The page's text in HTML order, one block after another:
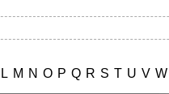
L M N O P Q R S T U V W